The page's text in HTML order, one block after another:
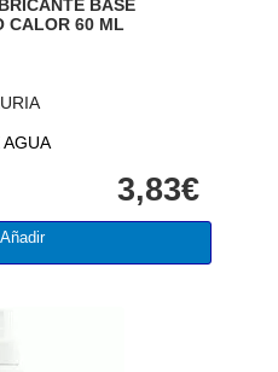
BASE
CALOR 60 ML
AGUA
3,83€
Añadir